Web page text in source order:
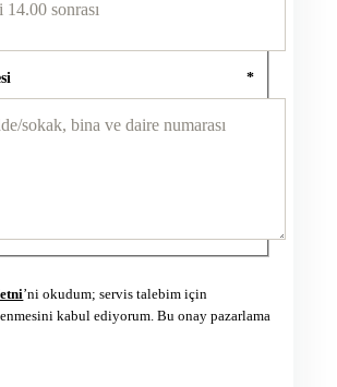
*
’ni okudum; servis talebim için
kabul ediyorum. Bu onay pazarlama